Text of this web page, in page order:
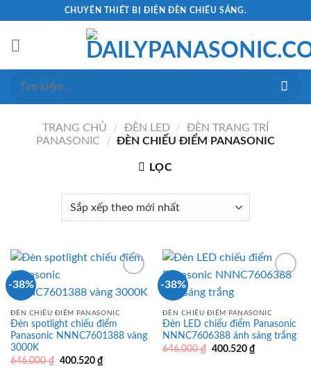
content
CHUYÊN THIẾT BỊ ĐIỆN ĐÈN CHIẾU SÁNG.
Tìm
TRANG CHỦ / ĐÈN LED /
ĐÈN TRANG TRÍ
PANASONIC
/ ĐÈN CHIẾU ĐIỂM PANASONIC
LỌC
-38%
ĐÈN CHIẾU ĐIỂM PANASONIC
Đèn spotlight chiếu điểm
Panasonic NNNC7601388 vàng
3000K
646.000₫ Giá
400.520 ₫Giá
hiện
-38%
ĐÈN CHIẾU ĐIỂM PANASONIC
Đèn LED chiếu điểm Panasonic
NNNC7606388 ánh sáng trắng
646.000₫ Giá
400.520 ₫Giá
hiện